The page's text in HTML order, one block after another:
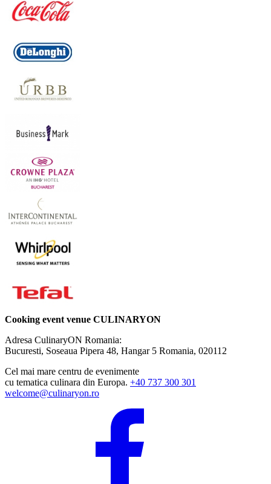
Cooking event venue CULINARYON
Adresa CulinaryON Romania:
Bucuresti, Soseaua Pipera 48, Hangar 5 Romania, 020112
Cel mai mare centru de evenimente
cu tematica culinara din Europa. +40 737 300 301
welcome@culinaryon.ro